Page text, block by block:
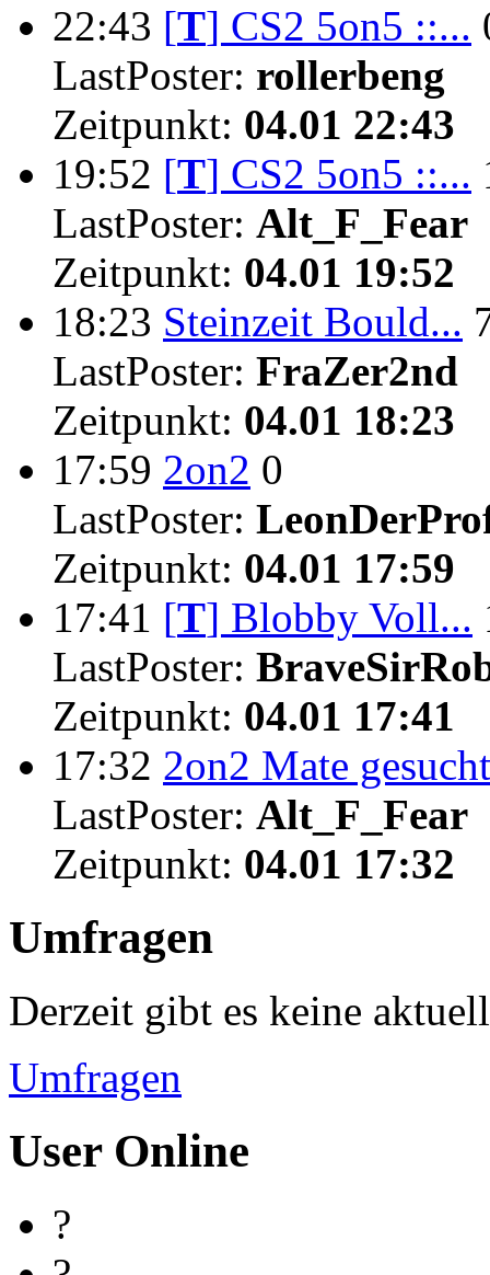
22:43 [T] CS2 5on5 ::...
LastPoster: rollerbeng
Zeitpunkt: 04.01 22:43
19:52 [T] CS2 5on5 ::...
LastPoster: Alt_F_Fear
Zeitpunkt: 04.01 19:52
18:23 Steinzeit Bould...
LastPoster: FraZer2nd
Zeitpunkt: 04.01 18:23
17:59 2on2 0
LastPoster:
Zeitpunkt: 04.01 17:59
17:41 [T] Blobby Voll...
LastPoster:
Zeitpunkt: 04.01 17:41
17:32 2on2 Mate gesucht
LastPoster: Alt_F_Fear
Zeitpunkt: 04.01 17:32
Umfragen
Derzeit gibt es keine
Umfragen
User Online
?